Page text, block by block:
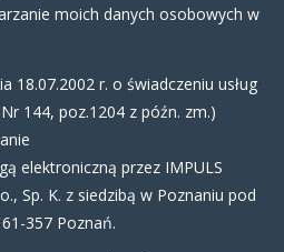
moich danych osobowych w
18.07.2002 r. o świadczeniu usług
144, poz.1204 z późn. zm.)
elektroniczną przez IMPULS
Sp. K. z siedzibą w Poznaniu pod
357 Poznań.